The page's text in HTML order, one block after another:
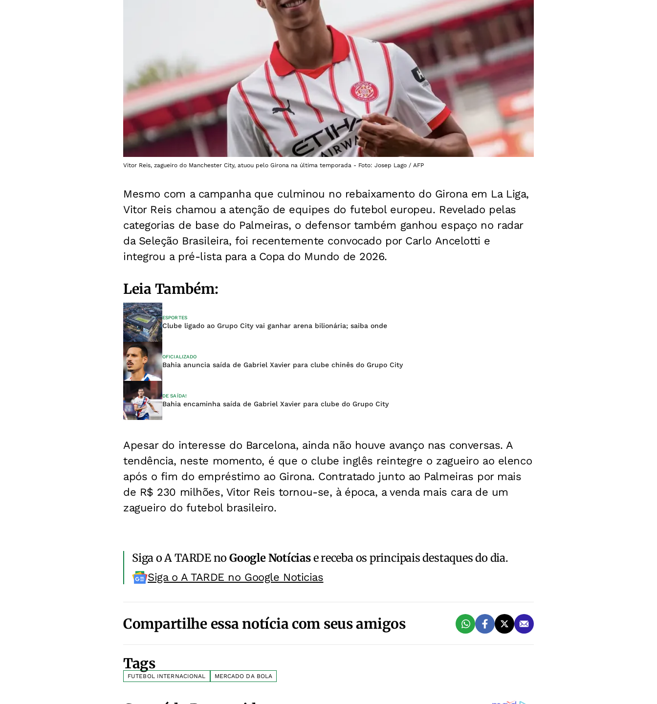
Vitor Reis, zagueiro do Manchester City, atuou pelo Girona na última temporada - Foto: Josep Lago / AFP
Mesmo com a campanha que culminou no rebaixamento do Girona em La Liga,
Vitor Reis chamou a atenção de equipes do futebol europeu. Revelado pelas
categorias de base do Palmeiras, o defensor também ganhou espaço no radar
da Seleção Brasileira, foi recentemente convocado por Carlo Ancelotti e
integrou a pré-lista para a Copa do Mundo de 2026.
Leia Também:
ESPORTES
Clube ligado ao Grupo City vai ganhar arena bilionária; saiba onde
OFICIALIZADO
Bahia anuncia saída de Gabriel Xavier para clube chinês do Grupo City
DE SAÍDA!
Bahia encaminha saída de Gabriel Xavier para clube do Grupo City
Apesar do interesse do Barcelona, ainda não houve avanço nas conversas. A
tendência, neste momento, é que o clube inglês reintegre o zagueiro ao elenco
após o fim do empréstimo ao Girona. Contratado junto ao Palmeiras por mais
de R$ 230 milhões, Vitor Reis tornou-se, à época, a venda mais cara de um
zagueiro do futebol brasileiro.
Siga o A TARDE noGoogle Notíciase receba os principais destaques do dia.
Siga o A TARDE no Google Noticias
Compartilhe essa notícia com seus amigos
Tags
FUTEBOL INTERNACIONAL MERCADO DA BOLA